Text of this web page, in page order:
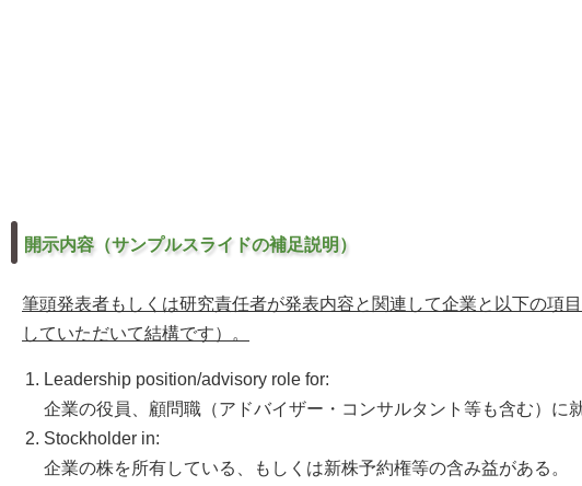
開示内容（サンプルスライドの補足説明）
筆頭発表者もしくは研究責任者が発表内容と関連して企業と以下の項
していただいて結構です）。
Leadership position/advisory role for:
企業の役員、顧問職（アドバイザー・コンサルタント等も含む）に
Stockholder in:
企業の株を所有している、もしくは新株予約権等の含み益がある。